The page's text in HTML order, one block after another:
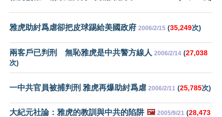
雅虎助紂爲虐卻把皮球踢給美國政府 2006/2/15 (35,249次)
兩客戶已判刑 無恥雅虎是中共警方線人 2006/2/14 (27,038
次)
一中共官員被捕判刑 雅虎再爆助紂爲虐 2006/2/11 (25,785次)
大紀元社論：雅虎的教訓與中共的陷阱 🖼️ 2005/9/21 (28,473